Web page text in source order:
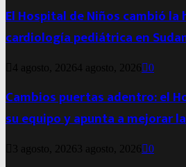
El Hospital de Niños cambió
cardiología pediátrica en
4 agosto, 20264 agosto, 2026 0
Cambios puertas adentro: el
su equipo y apunta a mejorar
3 agosto, 2026 3 agosto, 2026 0